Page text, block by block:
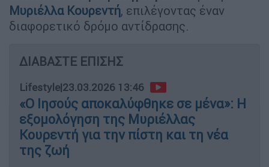
Μυριέλλα Κουρεντή, επιλέγοντας έναν
διαφορετικό δρόμο αντίδρασης.
ΔΙΑΒΑΣΤΕ ΕΠΙΣΗΣ
Lifestyle|23.03.2026 13:46
«Ο Ιησούς αποκαλύφθηκε σε μένα»: Η
εξομολόγηση της Μυριέλλας
Κουρεντή για την πίστη και τη νέα
της ζωή